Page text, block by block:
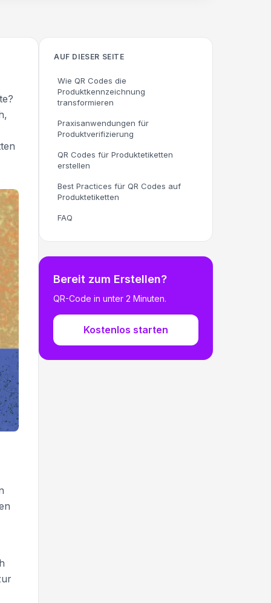
AUF DIESER SEITE
Wie QR Codes die
Produktkennzeichnung
transformieren
Praxisanwendungen für
Produktverifizierung
QR Codes für Produktetiketten
erstellen
Best Practices für QR Codes auf
Produktetiketten
FAQ
Bereit zum Erstellen?
QR-Code in unter 2 Minuten.
Kostenlos starten